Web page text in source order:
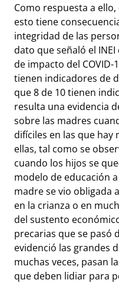
Como respuesta a
esto tiene
integridad de las
dato que señaló el
de impacto del COVID-
tienen indicadores de
que 8 de 10 tienen
resulta una evidencia
sobre las madres
difíciles en las que hay
ellas, tal como se
cuando los hijos se
modelo de educación
madre se vio obligada
en la crianza o en
del sustento
precarias que se pasó
evidenció las grandes
muchas veces, pasan
que deben lidiar para